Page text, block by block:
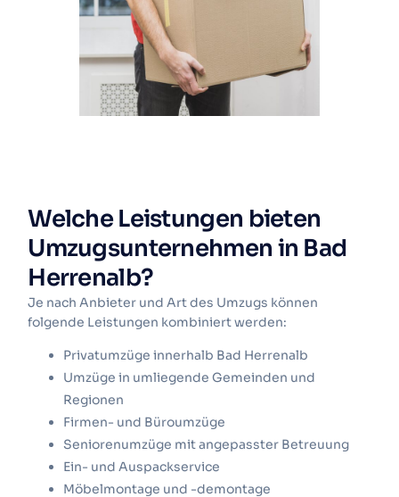
Welche Leistungen bieten
Umzugsunternehmen in Bad
Herrenalb?
Je nach Anbieter und Art des Umzugs können
folgende Leistungen kombiniert werden:
Privatumzüge innerhalb Bad Herrenalb
Umzüge in umliegende Gemeinden und
Regionen
Firmen- und Büroumzüge
Seniorenumzüge mit angepasster Betreuung
Ein- und Auspackservice
Möbelmontage und -demontage